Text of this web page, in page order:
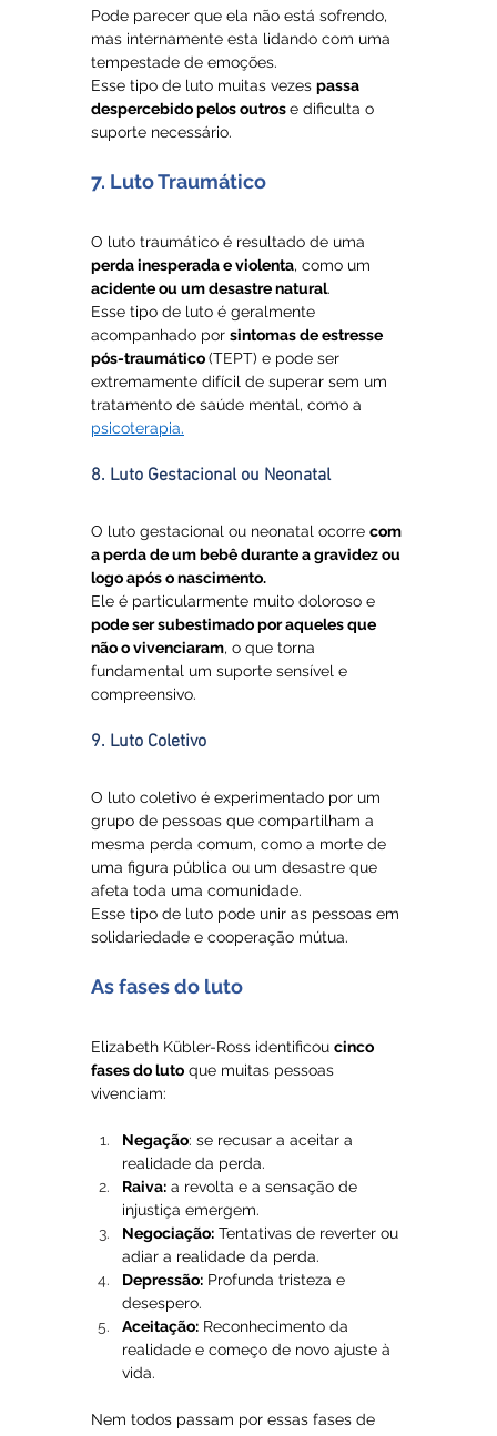
Pode parecer que ela não está sofrendo,
mas internamente esta lidando com uma
tempestade de emoções.
Esse tipo de luto muitas vezes passa
despercebido pelos outros e dificulta o
suporte necessário.
7. Luto Traumático
O luto traumático é resultado de uma
perda inesperada e violenta, como um
acidente ou um desastre natural.
Esse tipo de luto é geralmente
acompanhado por sintomas de estresse
pós-traumático (TEPT) e pode ser
extremamente difícil de superar sem um
tratamento de saúde mental, como a
psicoterapia.
8. Luto Gestacional ou Neonatal
O luto gestacional ou neonatal ocorre com
a perda de um bebê durante a gravidez ou
logo após o nascimento.
Ele é particularmente muito doloroso e
pode ser subestimado por aqueles que
não o vivenciaram, o que torna
fundamental um suporte sensível e
compreensivo.
9. Luto Coletivo
O luto coletivo é experimentado por um
grupo de pessoas que compartilham a
mesma perda comum, como a morte de
uma figura pública ou um desastre que
afeta toda uma comunidade.
Esse tipo de luto pode unir as pessoas em
solidariedade e cooperação mútua.
As fases do luto
Elizabeth Kübler-Ross identificou cinco
fases do luto que muitas pessoas
vivenciam:
Negação: se recusar a aceitar a
realidade da perda.
Raiva: a revolta e a sensação de
injustiça emergem.
Negociação: Tentativas de reverter ou
adiar a realidade da perda.
Depressão: Profunda tristeza e
desespero.
Aceitação: Reconhecimento da
realidade e começo de novo ajuste à
vida.
Nem todos passam por essas fases de